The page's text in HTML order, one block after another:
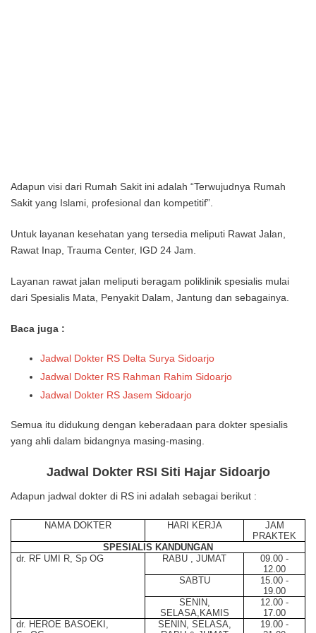
Adapun visi dari Rumah Sakit ini adalah “Terwujudnya Rumah
Sakit yang Islami, profesional dan kompetitif”.
Untuk layanan kesehatan yang tersedia meliputi Rawat Jalan,
Rawat Inap, Trauma Center, IGD 24 Jam.
Layanan rawat jalan meliputi beragam poliklinik spesialis mulai
dari Spesialis Mata, Penyakit Dalam, Jantung dan sebagainya.
Baca juga :
Jadwal Dokter RS Delta Surya Sidoarjo
Jadwal Dokter RS Rahman Rahim Sidoarjo
Jadwal Dokter RS Jasem Sidoarjo
Semua itu didukung dengan keberadaan para dokter spesialis
yang ahli dalam bidangnya masing-masing.
Jadwal Dokter RSI Siti Hajar Sidoarjo
Adapun jadwal dokter di RS ini adalah sebagai berikut :
NAMA DOKTER HARI KERJA
JAM
PRAKTEK
SPESIALIS KANDUNGAN
dr. RF UMI R, Sp OG
RABU , JUMAT
09.00 -
12.00
SABTU
15.00 -
19.00
SENIN,
SELASA,KAMIS
12.00 -
17.00
dr. HEROE BASOEKI,
SENIN, SELASA,
19.00 -